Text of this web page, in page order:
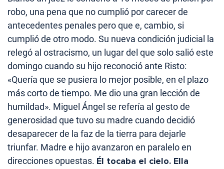
robo, una pena que no cumplió por carecer de
antecedentes penales pero que e, cambio, si
cumplió de otro modo. Su nueva condición judicial la
relegó al ostracismo, un lugar del que solo salió este
domingo cuando su hijo reconoció ante Risto:
«Quería que se pusiera lo mejor posible, en el plazo
más corto de tiempo. Me dio una gran lección de
humildad». Miguel Ángel se refería al gesto de
generosidad que tuvo su madre cuando decidió
desaparecer de la faz de la tierra para dejarle
triunfar. Madre e hijo avanzaron en paralelo en
direcciones opuestas. Él tocaba el cielo. Ella